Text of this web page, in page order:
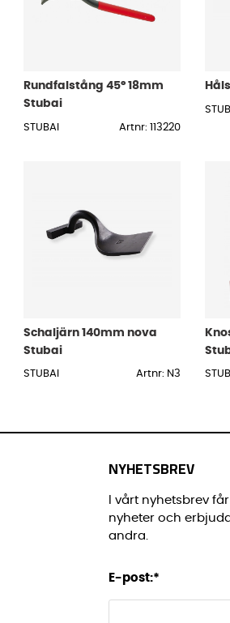
Rundfalstång 45° 18mm
Stubai
STUBAI Artnr: 113220
Schaljärn 140mm nova
Stubai
STUBAI Artnr: N3
NYHETSBREV
I vårt nyhetsbrev
nyheter och
andra.
E-post:*